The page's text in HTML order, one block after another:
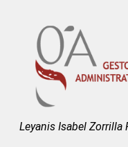
Leyanis Isabel Zorrilla